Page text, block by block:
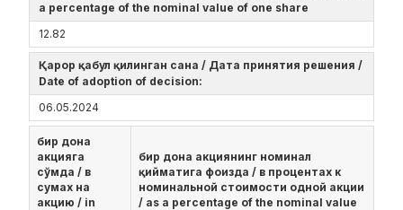
a percentage of the nominal value of one share
12.82
Қарор қабул қилинган сана / Дата принятия решения /
Date of adoption of decision:
06.05.2024
бир дона
акцияга
сўмда / в
сумах на
акцию / in
бир дона акциянинг номинал
қийматига фоизда / в процентах к
номинальной стоимости одной акции
/ as a percentage of the nominal value